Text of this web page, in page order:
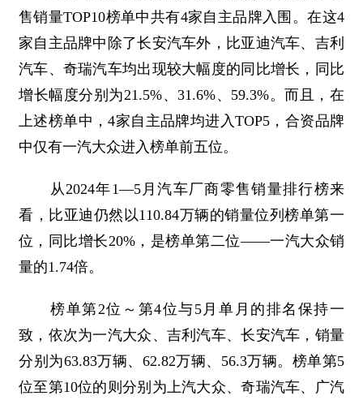
售销量TOP10榜单中共有4家自主品牌入围。在这4
家自主品牌中除了长安汽车外，比亚迪汽车、吉利
汽车、奇瑞汽车均出现较大幅度的同比增长，同比
增长幅度分别为21.5%、31.6%、59.3%。而且，在
上述榜单中，4家自主品牌均进入TOP5，合资品牌
中仅有一汽大众进入榜单前五位。
从2024年1—5月汽车厂商零售销量排行榜来
看，比亚迪仍然以110.84万辆的销量位列榜单第一
位，同比增长20%，是榜单第二位——一汽大众销
量的1.74倍。
榜单第2位～第4位与5月单月的排名保持一
致，依次为一汽大众、吉利汽车、长安汽车，销量
分别为63.83万辆、62.82万辆、56.3万辆。榜单第5
位至第10位的则分别为上汽大众、奇瑞汽车、广汽